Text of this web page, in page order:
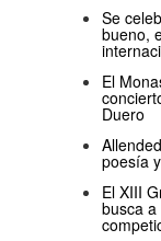
Se
bueno,
El
Duero
poesía
El XIII
busca